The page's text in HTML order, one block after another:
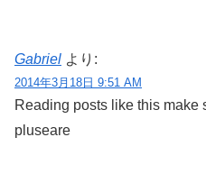
Gabriel より:
2014年3月18日 9:51 AM
Reading posts like this make
pluseare